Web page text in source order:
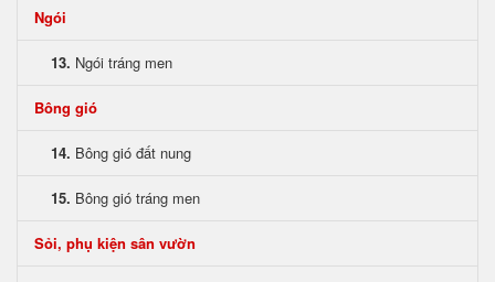
Ngói
13. Ngói tráng men
Bông gió
14. Bông gió đất nung
15. Bông gió tráng men
Sỏi, phụ kiện sân vườn